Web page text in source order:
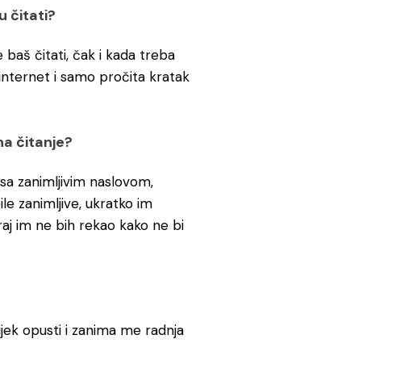
čitati?
baš čitati, čak i kada treba
i samo pročita kratak
čitanje?
zanimljivim naslovom,
zanimljive, ukratko im
im ne bih rekao kako ne bi
opusti i zanima me radnja